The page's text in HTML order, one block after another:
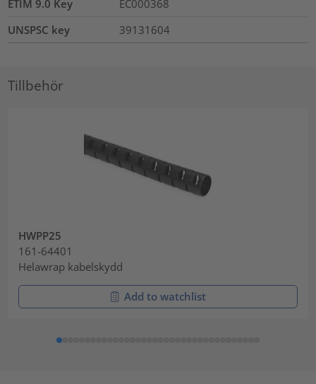
ETIM 9.0 Key
EC000368
UNSPSC key
39131604
Tillbehör
HWPP25
161-64401
Helawrap kabelskydd
Add to watchlist